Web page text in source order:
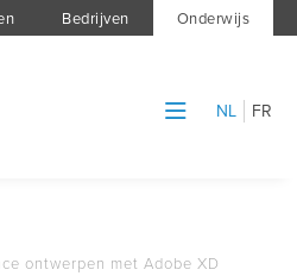
Bedrijven Onderwijs
NL FR
ontwerpen met Adobe XD